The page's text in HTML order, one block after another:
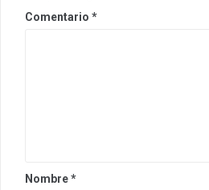
Comentario *
Nombre*